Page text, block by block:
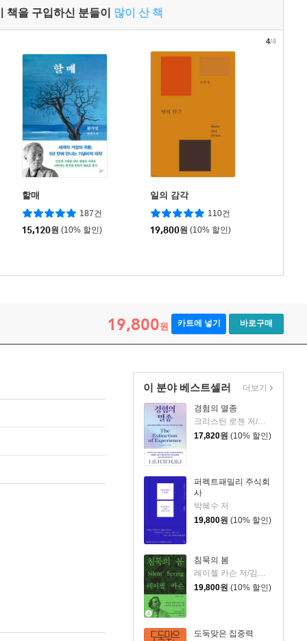
책을 구입하신 분들이 많이 산 책
할매
187건
15,120원 (10% 할인)
일의 감각
110건
19,800원 (10% 할인)
4/4
19,800원 카트에 넣기 바로구매
이 분야 베스트셀러
경험의 멸종
크리스틴 로젠 저/이영래 역
17,820원 (10% 할인)
퍼펙트패밀리 주식회
사
박혜수 저
19,800원 (10% 할인)
침묵의 봄
레이첼 카슨 저/김은령 역/홍욱희 감수
19,800원 (10% 할인)
도둑맞은 집중력
더보기